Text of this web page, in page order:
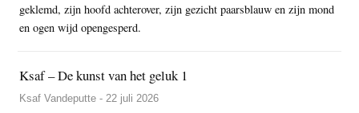
geklemd, zijn hoofd achterover, zijn gezicht paarsblauw en zijn mond
en ogen wijd opengesperd.
Ksaf – De kunst van het geluk 1
Ksaf Vandeputte - 22 juli 2026